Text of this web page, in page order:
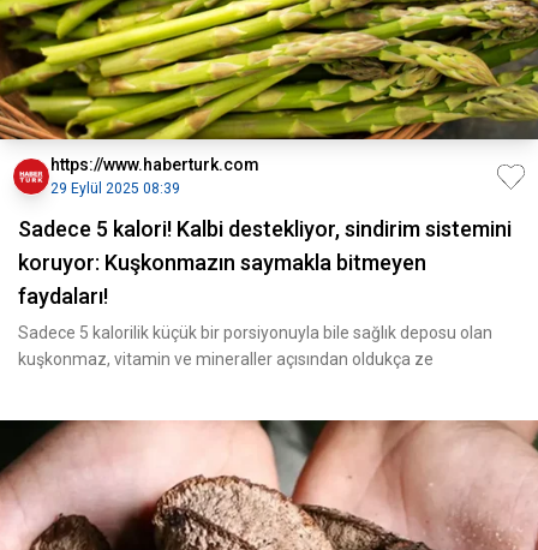
https://www.haberturk.com
29 Eylül 2025 08:39
Sadece 5 kalori! Kalbi destekliyor, sindirim sistemini
koruyor: Kuşkonmazın saymakla bitmeyen
faydaları!
Sadece 5 kalorilik küçük bir porsiyonuyla bile sağlık deposu olan
kuşkonmaz, vitamin ve mineraller açısından oldukça ze